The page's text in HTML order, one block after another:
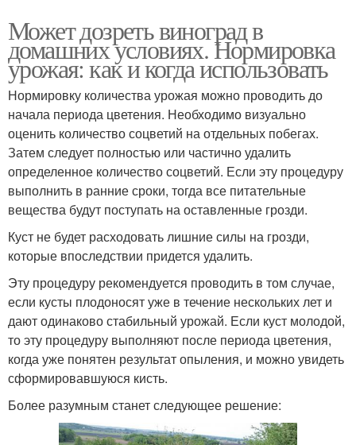
Может дозреть виноград в
домашних условиях. Нормировка
урожая: как и когда использовать
Нормировку количества урожая можно проводить до
начала периода цветения. Необходимо визуально
оценить количество соцветий на отдельных побегах.
Затем следует полностью или частично удалить
определенное количество соцветий. Если эту процедуру
выполнить в ранние сроки, тогда все питательные
вещества будут поступать на оставленные грозди.
Куст не будет расходовать лишние силы на грозди,
которые впоследствии придется удалить.
Эту процедуру рекомендуется проводить в том случае,
если кусты плодоносят уже в течение нескольких лет и
дают одинаково стабильный урожай. Если куст молодой,
то эту процедуру выполняют после периода цветения,
когда уже понятен результат опыления, и можно увидеть
сформировавшуюся кисть.
Более разумным станет следующее решение: